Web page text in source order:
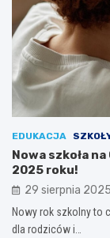
EDUKACJA
Nowa szkoła
2025 roku!
29 sierpnia 2025
Nowy rok szkolny to
dla rodziców i…